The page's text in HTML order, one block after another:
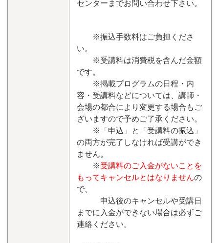
センターまでお問い合わせ下さい。
※振込手数料はご負担くださ
い。
※受講料は消費税を含んだ金額
です。
※掲載プログラムの日程・内
容・受講料などについては、講師・
会場の都合により変更する場合もご
ざいますので予めご了承ください。
※「申込」と「受講料の振込」
の両方が完了しなければ受講ができ
ません。
※受講料のご入金がないことを
もってキャンセルとはなりませんの
で、
申込後のキャンセルや受講日
までに入金ができない場合は必ずご
連絡ください。